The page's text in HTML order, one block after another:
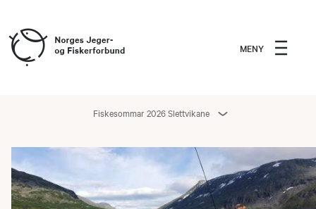
MENY
Fiskesommar 2026 Slettvikane